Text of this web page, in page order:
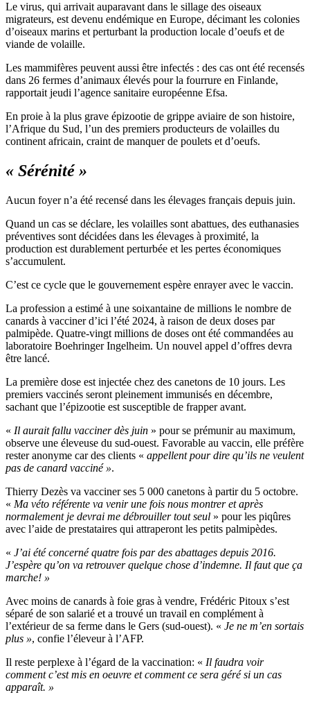
Le virus, qui arrivait auparavant dans le sillage des oiseaux
migrateurs, est devenu endémique en Europe, décimant les colonies
d’oiseaux marins et perturbant la production locale d’oeufs et de
viande de volaille.
Les mammifères peuvent aussi être infectés : des cas ont été recensés
dans 26 fermes d’animaux élevés pour la fourrure en Finlande,
rapportait jeudi l’agence sanitaire européenne Efsa.
En proie à la plus grave épizootie de grippe aviaire de son histoire,
l’Afrique du Sud, l’un des premiers producteurs de volailles du
continent africain, craint de manquer de poulets et d’oeufs.
« Sérénité »
Aucun foyer n’a été recensé dans les élevages français depuis juin.
Quand un cas se déclare, les volailles sont abattues, des euthanasies
préventives sont décidées dans les élevages à proximité, la
production est durablement perturbée et les pertes économiques
s’accumulent.
C’est ce cycle que le gouvernement espère enrayer avec le vaccin.
La profession a estimé à une soixantaine de millions le nombre de
canards à vacciner d’ici l’été 2024, à raison de deux doses par
palmipède. Quatre-vingt millions de doses ont été commandées au
laboratoire Boehringer Ingelheim. Un nouvel appel d’offres devra
être lancé.
La première dose est injectée chez des canetons de 10 jours. Les
premiers vaccinés seront pleinement immunisés en décembre,
sachant que l’épizootie est susceptible de frapper avant.
« Il aurait fallu vacciner dès juin » pour se prémunir au maximum,
observe une éleveuse du sud-ouest. Favorable au vaccin, elle préfère
rester anonyme car des clients « appellent pour dire qu’ils ne veulent
pas de canard vacciné ».
Thierry Dezès va vacciner ses 5 000 canetons à partir du 5 octobre.
« Ma véto référente va venir une fois nous montrer et après
normalement je devrai me débrouiller tout seul » pour les piqûres
avec l’aide de prestataires qui attraperont les petits palmipèdes.
« J’ai été concerné quatre fois par des abattages depuis 2016.
J’espère qu’on va retrouver quelque chose d’indemne. Il faut que ça
marche! »
Avec moins de canards à foie gras à vendre, Frédéric Pitoux s’est
séparé de son salarié et a trouvé un travail en complément à
l’extérieur de sa ferme dans le Gers (sud-ouest). « Je ne m’en sortais
plus », confie l’éleveur à l’AFP.
Il reste perplexe à l’égard de la vaccination: « Il faudra voir
comment c’est mis en oeuvre et comment ce sera géré si un cas
apparaît. »